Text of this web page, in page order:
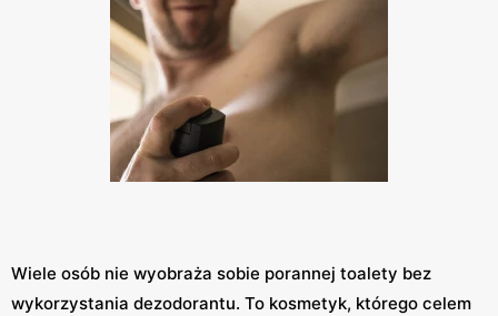
Wiele osób nie wyobraża sobie porannej toalety bez
wykorzystania dezodorantu. To kosmetyk, którego celem